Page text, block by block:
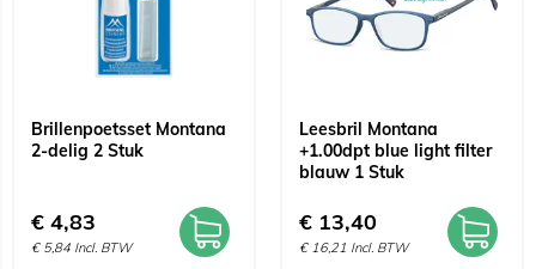
Brillenpoetsset Montana
2-delig 2 Stuk
€ 4,83
€ 5,84 Incl. BTW
Leesbril Montana
+1.00dpt blue light filter
blauw 1 Stuk
€ 13,40
€ 16,21 Incl. BTW